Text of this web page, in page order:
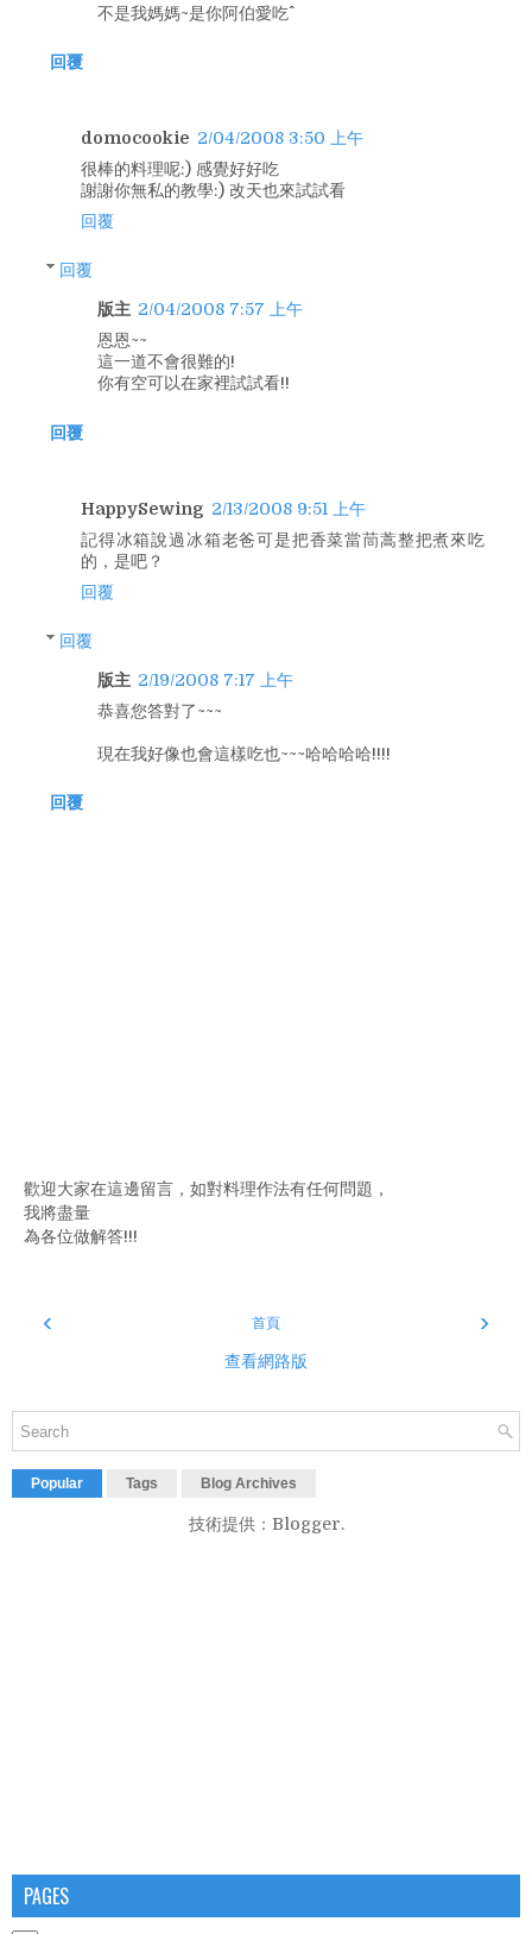
不是我媽媽~是你阿伯愛吃^^
回覆
domocookie 2/04/2008 3:50 上午
很棒的料理呢:) 感覺好好吃
謝謝你無私的教學:) 改天也來試試看
回覆
回覆
版主 2/04/2008 7:57 上午
恩恩~~
這一道不會很難的!
你有空可以在家裡試試看!!
回覆
HappySewing 2/13/2008 9:51 上午
記得冰箱說過冰箱老爸可是把香菜當茼蒿整把煮來吃
的，是吧？
回覆
回覆
版主 2/19/2008 7:17 上午
恭喜您答對了~~~
現在我好像也會這樣吃也~~~哈哈哈哈!!!!
回覆
歡迎大家在這邊留言，如對料理作法有任何問題，
我將盡量
為各位做解答!!!
‹ ›
首頁
查看網路版
Popular Tags Blog Archives
技術提供： Blogger.
PAGES